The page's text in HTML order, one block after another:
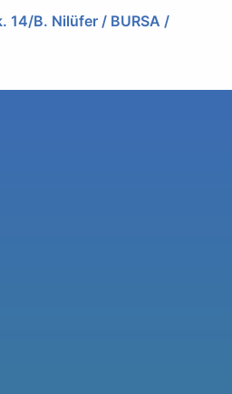
14/B. Nilüfer / BURSA /